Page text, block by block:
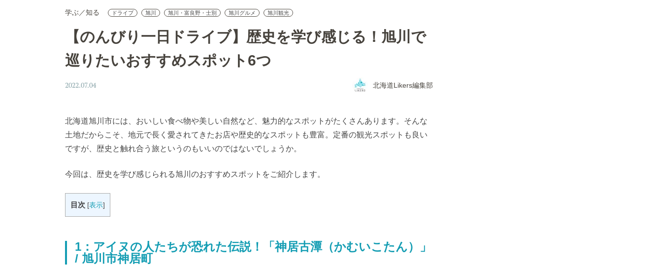
学ぶ／知る ドライブ 旭川 旭川・富良野・士別 旭川グルメ 旭川観光
【のんびり一日ドライブ】歴史を学び感じる！旭川で
巡りたいおすすめスポット6つ
2022.07.04 北海道Likers編集部
北海道旭川市には、おいしい食べ物や美しい自然など、魅力的なスポットがたくさんあります。そんな
土地だからこそ、地元で長く愛されてきたお店や歴史的なスポットも豊富。定番の観光スポットも良い
ですが、歴史と触れ合う旅というのもいいのではないでしょうか。
今回は、歴史を学び感じられる旭川のおすすめスポットをご紹介します。
目次 [表示]
1：アイヌの人たちが恐れた伝説！「神居古潭（かむいこたん）」
/ 旭川市神居町